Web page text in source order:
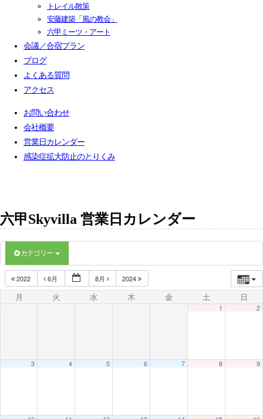
トレイル散策
安藤建築「風の教会」
六甲ミーツ・アート
会議／合宿プラン
ブログ
よくある質問
アクセス
お問い合わせ
会社概要
営業日カレンダー
感染症拡大防止のとりくみ
六甲Skyvilla 営業日カレンダー
カテゴリー
2022 6月 8月 2024
月 火 水 木 金 土 日
1 2
3 4 5 6 7 8 9